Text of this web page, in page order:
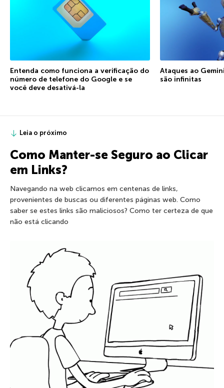
Entenda como funciona a verificação do
número de telefone do Google e se
você deve desativá-la
Ataques ao
são infinitas
Leia o próximo
Como Manter-se Seguro ao Clicar
em Links?
Navegando na web clicamos em centenas de links,
provenientes de buscas ou diferentes páginas web. Como
saber se estes links são maliciosos? Como ter certeza de que
não está clicando